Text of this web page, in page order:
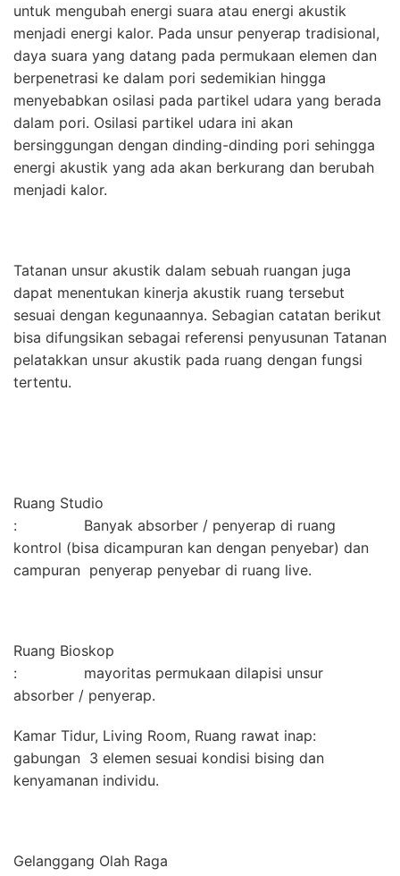
untuk mengubah energi suara atau energi akustik
menjadi energi kalor. Pada unsur penyerap tradisional,
daya suara yang datang pada permukaan elemen dan
berpenetrasi ke dalam pori sedemikian hingga
menyebabkan osilasi pada partikel udara yang berada
dalam pori. Osilasi partikel udara ini akan
bersinggungan dengan dinding-dinding pori sehingga
energi akustik yang ada akan berkurang dan berubah
menjadi kalor.
Tatanan unsur akustik dalam sebuah ruangan juga
dapat menentukan kinerja akustik ruang tersebut
sesuai dengan kegunaannya. Sebagian catatan berikut
bisa difungsikan sebagai referensi penyusunan Tatanan
pelatakkan unsur akustik pada ruang dengan fungsi
tertentu.
Ruang Studio
: Banyak absorber / penyerap di ruang
kontrol (bisa dicampuran kan dengan penyebar) dan
campuran penyerap penyebar di ruang live.
Ruang Bioskop
: mayoritas permukaan dilapisi unsur
absorber / penyerap.
Kamar Tidur, Living Room, Ruang rawat inap:
gabungan 3 elemen sesuai kondisi bising dan
kenyamanan individu.
Gelanggang Olah Raga